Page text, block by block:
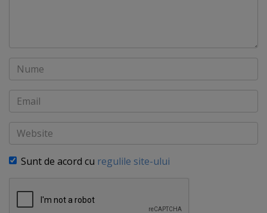
Nume
Email
Website
Sunt de acord cu regulile site-ului